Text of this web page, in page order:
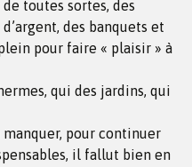
toutes sortes, des
des banquets et
pour faire « plaisir » à
qui des jardins, qui
manquer, pour continuer
il fallut bien en